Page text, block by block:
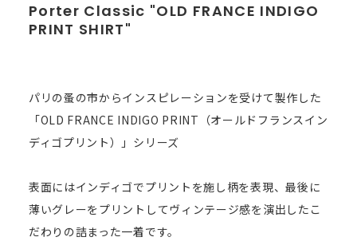
Porter Classic "OLD FRANCE INDIGO
PRINT SHIRT"
パリの蚤の市からインスピレーションを受けて製作した
「OLD FRANCE INDIGO PRINT（オールドフランスイン
ディゴプリント）」シリーズ
表面にはインディゴでプリントを施し柄を表現、最後に
薄いグレーをプリントしてヴィンテージ感を演出したこ
だわりの詰まった一着です。